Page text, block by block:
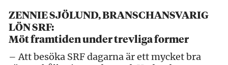
ZENNIE SJÖLUND, BRANSCHANSVARIG
LÖN SRF:
Möt framtiden under trevliga former
– Att besöka SRF dagarna är ett mycket bra